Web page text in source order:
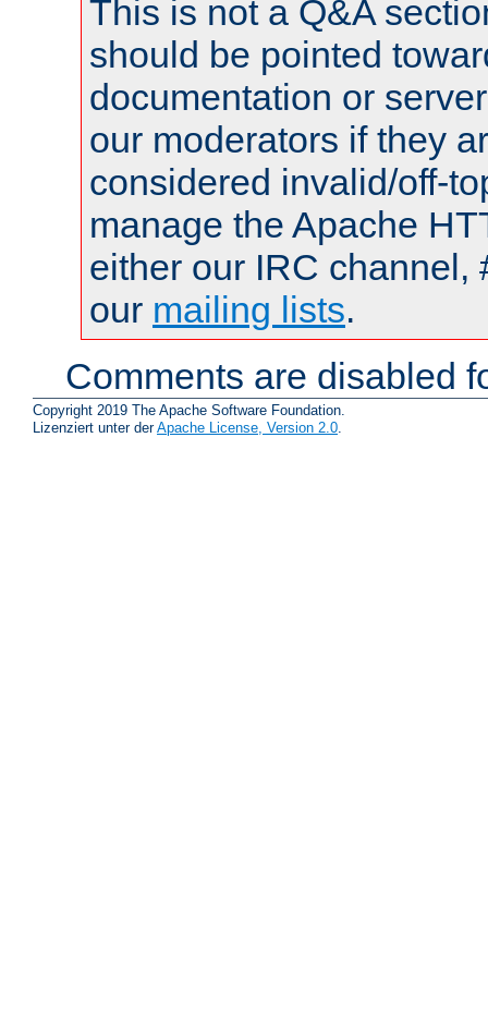
This is not a Q&A
should be pointed
documentation or
our moderators if they
considered invalid/off-
manage the Apache
either our IRC channel,
our mailing lists.
Comments are disabled
Copyright 2019 The Apache Software Foundation.
Lizenziert unter derApache License, Version 2.0.